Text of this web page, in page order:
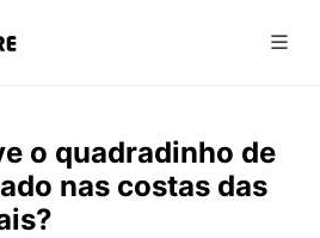
o quadradinho de
nas costas das